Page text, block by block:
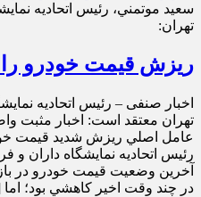
سعيد موتمني، رئيس اتحاديه
تهران:
ريزش قيمت خودرو
اخبار صنفی – رئيس اتحاديه
تهران معتقد است: اخبار مثبت
عامل اصلي ريزش شديد قيمت‌
رئيس اتحاديه نمايشگاه داران و
آخرين وضعيت قيمت خودرو در
در چند وقت اخير کاهشي بود؛